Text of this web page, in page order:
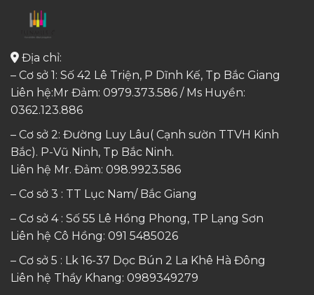
Địa chỉ:
– Cơ sở 1: Số 42 Lê Triện, P Dĩnh Kế, Tp Bắc Giang
Liên hệ:Mr Đảm: 0979.373.586 / Ms Huyền:
0362.123.886
– Cơ sở 2: Đường Luy Lâu( Cạnh sườn TTVH Kinh
Bắc). P-Vũ Ninh, Tp Bắc Ninh.
Liên hệ Mr. Đảm: 098.9923.586
– Cơ sở 3 : TT Lục Nam/ Bắc Giang
– Cơ sở 4 : Số 55 Lê Hồng Phong, TP Lạng Sơn
Liên hệ Cô Hồng: 091 5485026
– Cơ sở 5 : Lk 16-37 Dọc Bún 2 La Khê Hà Đông
Liên hệ Thầy Khang: 0989349279